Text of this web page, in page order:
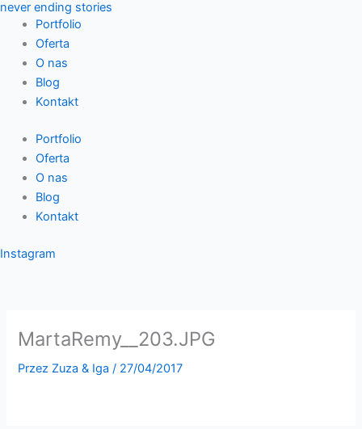
Przejdź
treści
never ending stories
Portfolio
Oferta
O nas
Blog
Kontakt
Portfolio
Oferta
O nas
Blog
Kontakt
Instagram
MartaRemy__203.JPG
Przez Zuza & Iga/ 27/04/2017